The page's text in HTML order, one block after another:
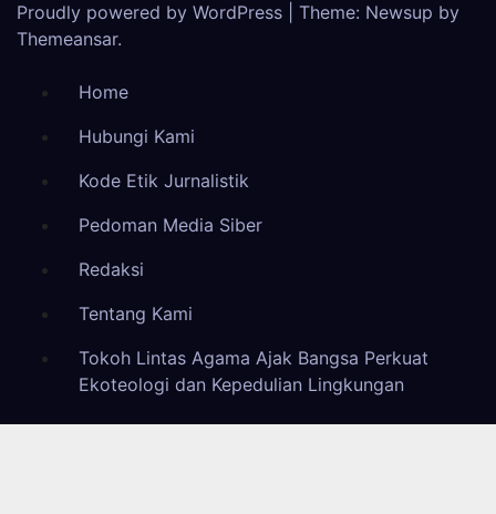
Proudly powered by WordPress
Theme: Newsup by
Themeansar.
Home
Hubungi Kami
Kode Etik Jurnalistik
Pedoman Media Siber
Redaksi
Tentang Kami
Tokoh Lintas Agama Ajak Bangsa Perkuat
Ekoteologi dan Kepedulian Lingkungan